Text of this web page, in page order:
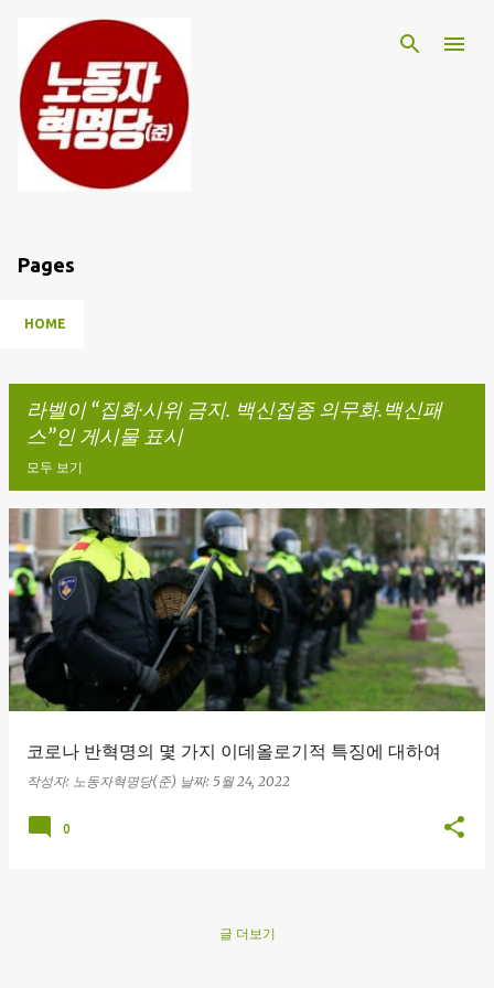
Pages
HOME
라벨이 집회·시위 금지. 백신접종 의무화.백신패
스 인 게시물 표시
모두 보기
글
코로나 반혁명의 몇 가지 이데올로기적 특징에 대하여
작성자: 노동자혁명당(준) 날짜: 5월 24, 2022
0
글 더보기